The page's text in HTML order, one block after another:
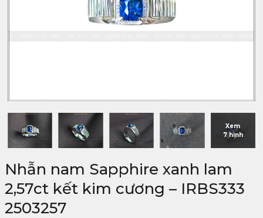
Xem
7 hình
Nhẫn nam Sapphire xanh lam
2,57ct kết kim cương – IRBS333
2503257